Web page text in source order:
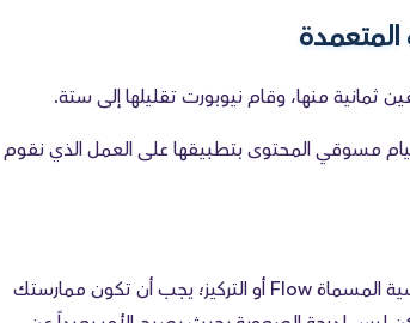
منها، وقام نيوبورت تقليلها إلى ستة.
مسوقي المحتوى بتطبيقها على العمل الذي نقوم
سوف تدرك هذا إذا كنت قد قرأت أي شيء عن الحالة النفسية المسماة Flow أو التركيز؛ يجب أن تكون ممارستك